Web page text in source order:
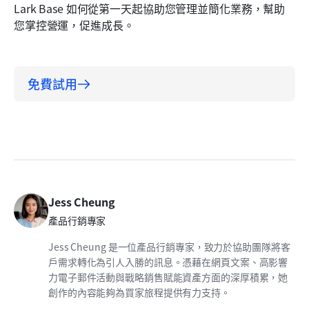
Lark Base 如何從第一天起協助您管理並簡化業務，幫助
您掌控營運，促進成長。
免費試用
Jess Cheung
產品行銷專家
Jess Cheung 是一位產品行銷專家，致力於協助團隊將客
戶需求轉化為引人入勝的訊息。憑藉在網頁文案、高影響
力電子郵件活動與戰略銷售賦能資產方面的深厚積累，她
創作的內容能夠為買家旅程提供有力支持。